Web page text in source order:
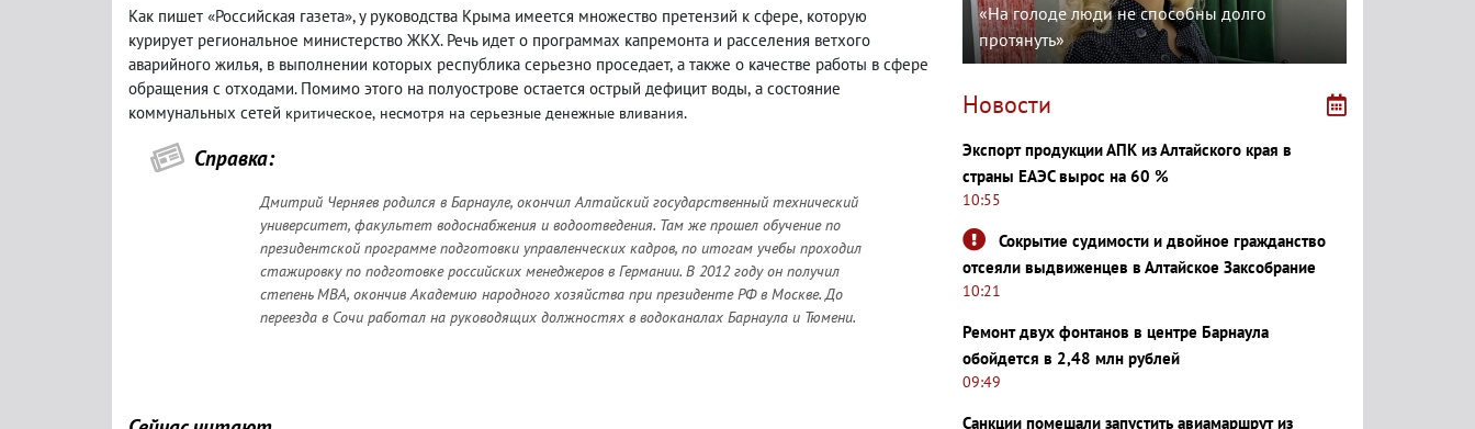
Как пишет «Российская газета», у руководства Крыма имеется множество претензий к сфере, которую
курирует региональное министерство ЖКХ. Речь идет о программах капремонта и расселения ветхого
аварийного жилья, в выполнении которых республика серьезно проседает, а также о качестве работы в сфере
обращения с отходами. Помимо этого на полуострове остается острый дефицит воды, а состояние
коммунальных сетей критическое, несмотря на серьезные денежные вливания.
Справка:
Дмитрий Черняев родился в Барнауле, окончил Алтайский государственный технический
университет, факультет водоснабжения и водоотведения. Там же прошел обучение по
президентской программе подготовки управленческих кадров, по итогам учебы проходил
стажировку по подготовке российских менеджеров в Германии. В 2012 году он получил
степень MBA, окончив Академию народного хозяйства при президенте РФ в Москве. До
переезда в Сочи работал на руководящих должностях в водоканалах Барнаула и Тюмени.
«На голоде люди не способны долго
протянуть»
Новости
Экспорт продукции АПК из Алтайского края в
страны ЕАЭС вырос на 60 %
10:55
Сокрытие судимости и двойное гражданство
отсеяли выдвиженцев в Алтайское Заксобрание
10:21
Ремонт двух фонтанов в центре Барнаула
обойдется в 2,48 млн рублей
09:49
Санкции помешали запустить авиамаршрут из